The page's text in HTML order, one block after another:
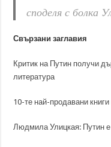
споделя с болка
Свързани заглавия
Критик на Путин получи
литература
10-те най-продавани
Людмила Улицкая: Путин